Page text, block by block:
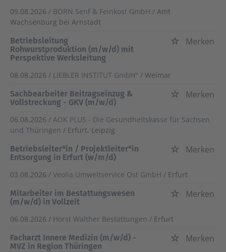
09.08.2026 / BORN Senf & Feinkost GmbH / Amt
Wachsenburg bei Arnstadt
Betriebsleitung
Rohwurstproduktion (m/w/d) mit
Perspektive Werksleitung
Merken
08.08.2026 / LIEBLER INSTITUT GmbH'' / Weimar
Sachbearbeiter Beitragseinzug &
Vollstreckung - GKV (m/w/d)
Merken
06.08.2026 / AOK PLUS - Die Gesundheitskasse für Sachsen
und Thüringen / Erfurt, Leipzig
Betriebsleiter*in / Projektleiter*in
Entsorgung in Erfurt (w/m/d)
Merken
03.08.2026 / Veolia Umweltservice Ost GmbH / Erfurt
Mitarbeiter im Bestattungswesen
(m/w/d) in Vollzeit
Merken
06.08.2026 / Horst Walther Bestattungen / Erfurt
Facharzt Innere Medizin (m/w/d) -
MVZ in Region Thüringen
Merken